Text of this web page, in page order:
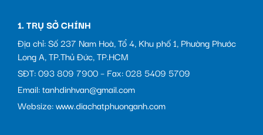
1. TRỤ SỞ CHÍNH
Địa chỉ: Số 237 Nam Hoà, Tổ 4, Khu phố 1, Phường Phước
Long A, TP.Thủ Đức, TP.HCM
SĐT: 093 809 7900 – Fax: 028 5409 5709
Email: tanhdinhvan@gmail.com
Websize: www.diachatphuonganh.com